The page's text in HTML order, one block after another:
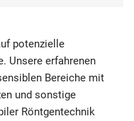
potenzielle
Unsere erfahrenen
Bereiche mit
und sonstige
Röntgentechnik